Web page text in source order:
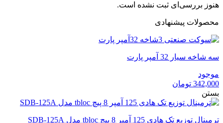
هنوز بررسی‌ای ثبت نشده است.
محصولات پیشنهادی
سه شاخه سیار 32 آمپر پارت
موجود
342,000 تومان
بستن
ترمینال توزیع تک هادی 125 آمپر 8 پیچ tbloc مدل SDB-125A